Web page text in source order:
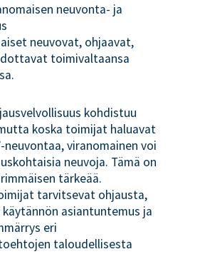
neuvonta- ja
neuvovat, ohjaavat,
toimivaltaansa
kohdistuu
koska toimijat haluavat
neuvontaa, viranomainen voi
neuvoja. Tämä on
tärkeää.
tarvitsevat ohjausta,
käytännön asiantuntemus ja
eri
taloudellisesta